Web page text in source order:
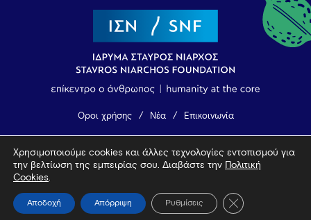
Όροι χρήσης Νέα Επικοινωνία
© 2026 Vamvakou Revival
Χρησιμοποιούμε cookies και άλλες τεχνολογίες εντοπισμού για
την βελτίωση της εμπειρίας σου. Διαβάστε την
Πολιτική
Cookies.
Αποδοχή Απόρριψη Ρυθμίσεις Κλείσιμο του